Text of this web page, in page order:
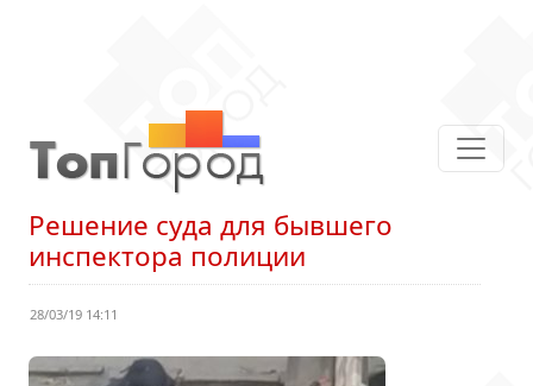
Решение суда для бывшего
инспектора полиции
28/03/19 14:11